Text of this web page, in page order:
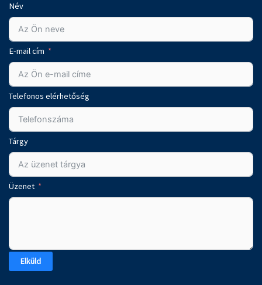
Név
E-mail cím
Telefonos elérhetőség
Tárgy
Üzenet
Elküld